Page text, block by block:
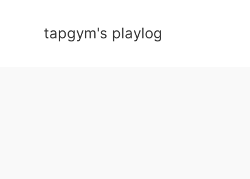
tapgym's playlog